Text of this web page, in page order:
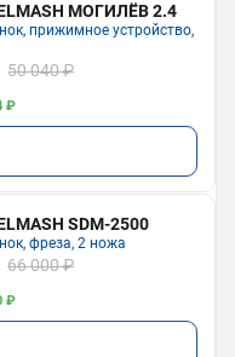
МОГИЛЁВ 2.4
прижимное устройство,
50 040 ₽
₽
SDM-2500
фреза, 2 ножа
66 000 ₽
₽